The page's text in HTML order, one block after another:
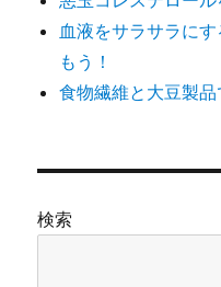
血液をサラサラに
もう！
食物繊維と大豆製品
検索